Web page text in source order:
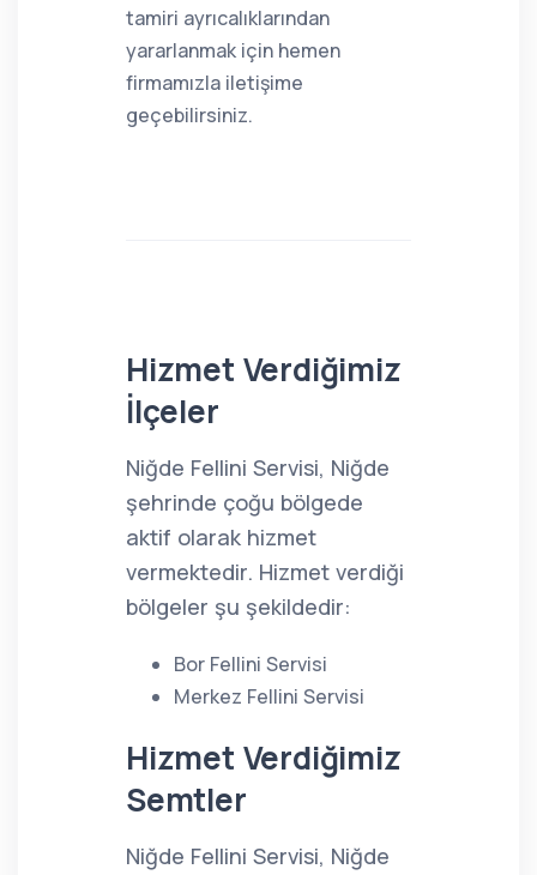
tamiri ayrıcalıklarından
yararlanmak için hemen
firmamızla iletişime
geçebilirsiniz.
Hizmet Verdiğimiz
İlçeler
Niğde Fellini Servisi, Niğde
şehrinde çoğu bölgede
aktif olarak hizmet
vermektedir. Hizmet verdiği
bölgeler şu şekildedir:
Bor Fellini Servisi
Merkez Fellini Servisi
Hizmet Verdiğimiz
Semtler
Niğde Fellini Servisi, Niğde